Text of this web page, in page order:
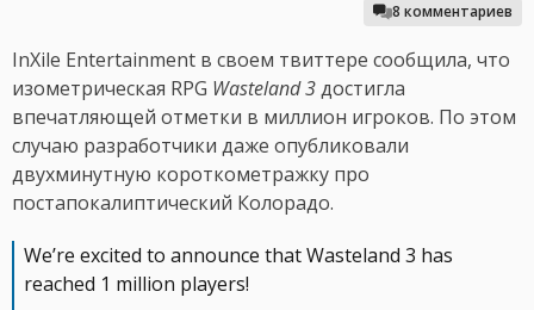
8 комментариев
InXile Entertainment в своем твиттере сообщила, что
изометрическая RPG Wasteland 3достигла
впечатляющей отметки в миллион игроков. По этом
случаю разработчики даже опубликовали
двухминутную короткометражку про
постапокалиптический Колорадо.
We’re excited to announce that Wasteland 3 has
reached 1 million players!